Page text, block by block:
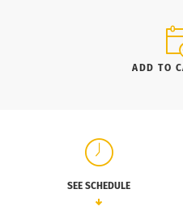
ADD TO
SEE SCHEDULE